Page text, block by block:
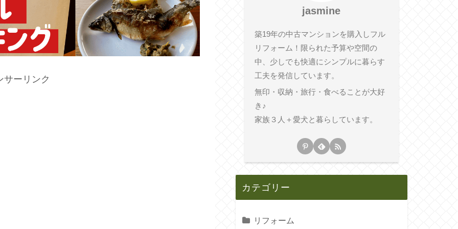
サーリンク
jasmine
築19年の中古マンションを購入しフル
リフォーム！限られた予算や空間の
中、少しでも快適にシンプルに暮らす
工夫を発信しています。
無印・収納・旅行・食べることが大好
き♪
家族３人＋愛犬と暮らしています。
カテゴリー
リフォーム